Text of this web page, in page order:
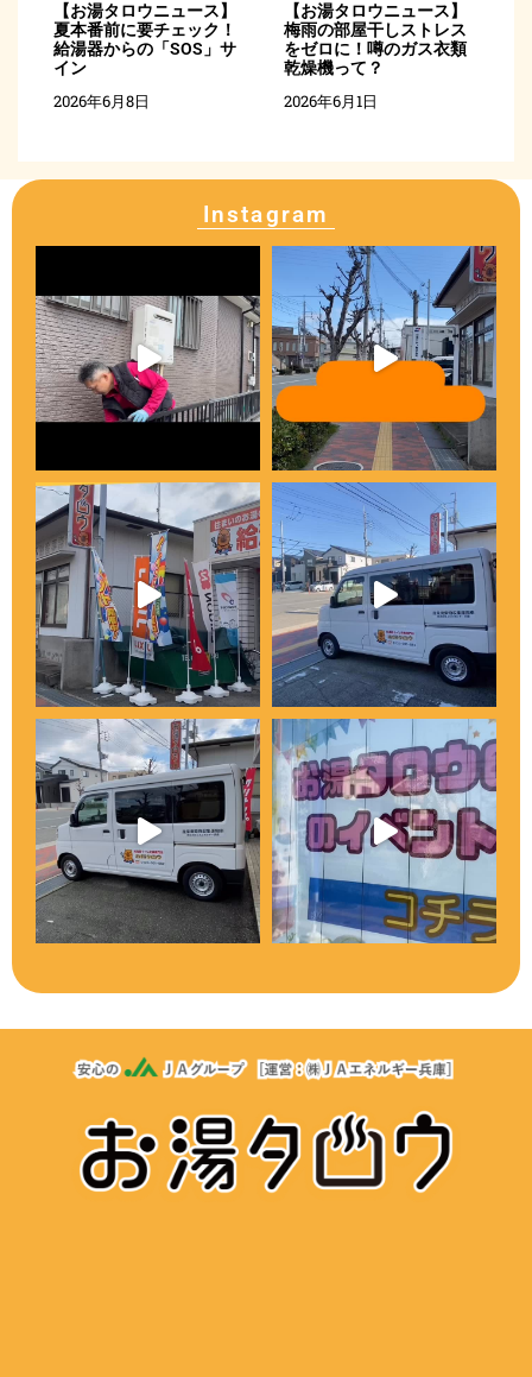
【お湯タロウニュース】
夏本番前に要チェック！
給湯器からの「SOS」サ
イン
2026年6月8日
【お湯タロウニュース】
梅雨の部屋干しストレス
をゼロに！噂のガス衣類
乾燥機って？
2026年6月1日
Instagram